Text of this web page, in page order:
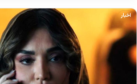
اخبار